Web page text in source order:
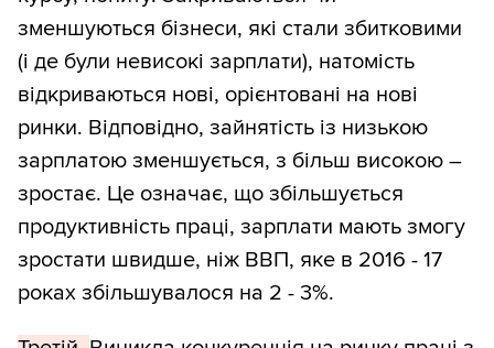
зменшуються бізнеси, які стали збитковими
(і де були невисокі зарплати), натомість
відкриваються нові, орієнтовані на нові
ринки. Відповідно, зайнятість із низькою
зарплатою зменшується, з більш високою –
зростає. Це означає, що збільшується
продуктивність праці, зарплати мають змогу
зростати швидше, ніж ВВП, яке в 2016 - 17
роках збільшувалося на 2 - 3%.